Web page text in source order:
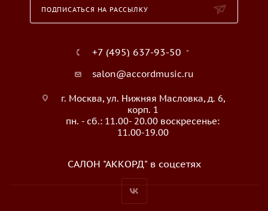
ПОДПИСАТЬСЯ НА РАССЫЛКУ
+7 (495) 637-93-50
salon@accordmusic.ru
г. Москва, ул. Нижняя Масловка, д. 6,
корп. 1
пн. - сб.: 11.00- 20.00 воскресенье:
11.00-19.00
САЛОН "АККОРД" в соцсетях